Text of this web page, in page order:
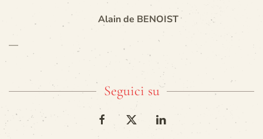
Alain de BENOIST
—
Seguici su